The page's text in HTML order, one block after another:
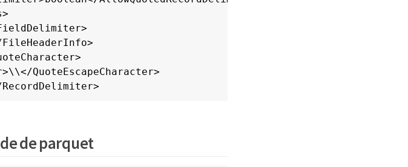
QuoteEscapeCharacter>
de parquet